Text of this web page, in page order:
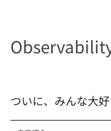
ついに、みんな大